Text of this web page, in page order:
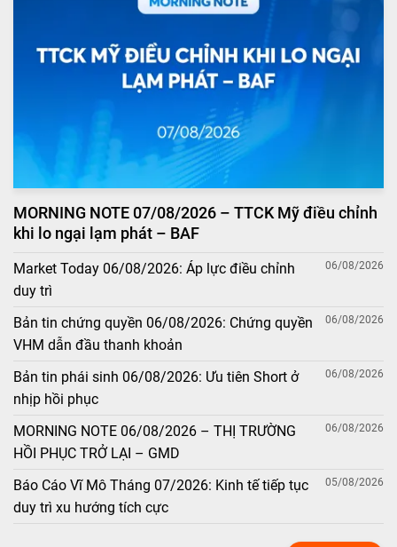
MORNING NOTE 07/08/2026 – TTCK Mỹ điều chỉnh
khi lo ngại lạm phát – BAF
Market Today 06/08/2026: Áp lực điều chỉnh
duy trì
06/08/2026
Bản tin chứng quyền 06/08/2026: Chứng quyền
VHM dẫn đầu thanh khoản
06/08/2026
Bản tin phái sinh 06/08/2026: Ưu tiên Short ở
nhịp hồi phục
06/08/2026
MORNING NOTE 06/08/2026 – THỊ TRƯỜNG
HỒI PHỤC TRỞ LẠI – GMD
06/08/2026
Báo Cáo Vĩ Mô Tháng 07/2026: Kinh tế tiếp tục
duy trì xu hướng tích cực
05/08/2026